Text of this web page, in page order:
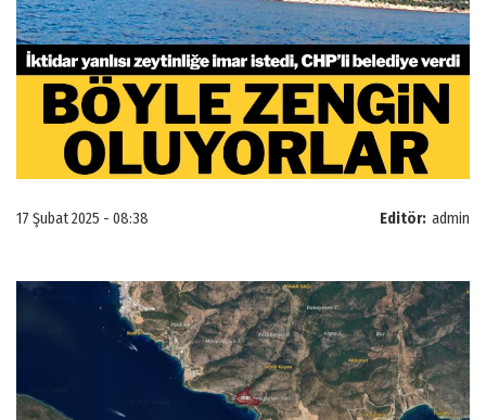
Editör: admin
17 Şubat 2025 - 08:38